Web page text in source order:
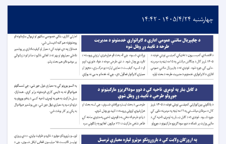
چهارشنبه ۱۴۰۵/۴/۲۴ - ۱۴:۴۲